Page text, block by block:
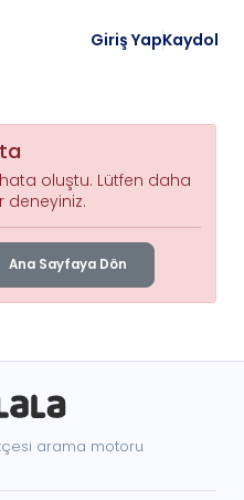
Giriş YapKaydol
oluştu. Lütfen daha
deneyiniz.
Ana Sayfaya Dön
arama motoru